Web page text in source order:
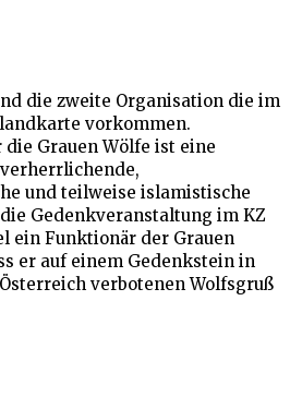
die zweite Organisation die im
vorkommen.
Grauen Wölfe ist eine
und teilweise islamistische
Gedenkveranstaltung im KZ
ein Funktionär der Grauen
er auf einem Gedenkstein in
verbotenen Wolfsgruß